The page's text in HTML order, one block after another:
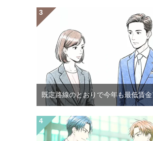
既定路線のとおりで今年も最低賃